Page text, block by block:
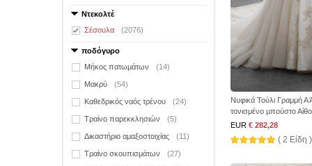
Ντεκολτέ
Σέσουλα
(2076)
ποδόγυρο
Μήκος πατωμάτων
(14)
Μακρύ (54)
Καθεδρικός ναός τρένου (24)
Τραίνο παρεκκλησιών (5)
Δικαστήριο αμαξοστοιχίας (11)
Τραίνο σκουπισμάτων (27)
Νυφικά Τούλι Γραμμή Α
τονισμένο μπούστο
EUR € 282,28
( 2 Είδη )